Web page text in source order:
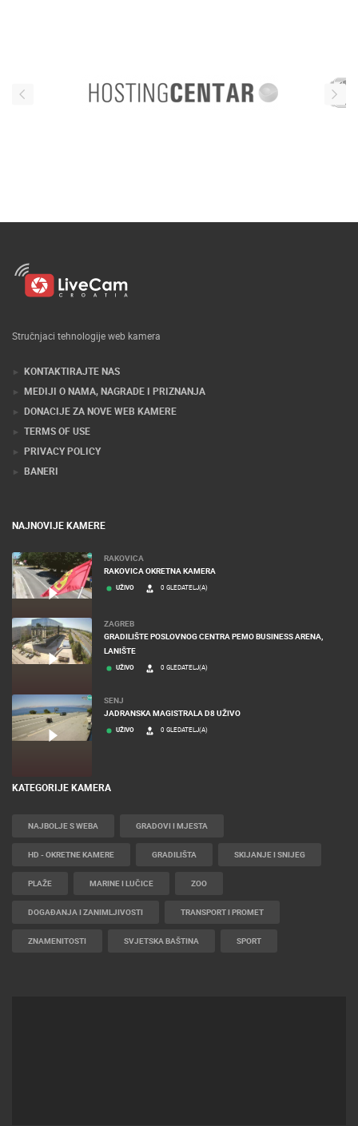
Stručnjaci tehnologije web kamera
KONTAKTIRAJTE NAS
MEDIJI O NAMA, NAGRADE I PRIZNANJA
DONACIJE ZA NOVE WEB KAMERE
TERMS OF USE
PRIVACY POLICY
BANERI
NAJNOVIJE KAMERE
RAKOVICA
RAKOVICA OKRETNA KAMERA
UŽIVO 0 GLEDATELJ(A)
ZAGREB
GRADILIŠTE POSLOVNOG CENTRA PEMO BUSINESS ARENA,
LANIŠTE
UŽIVO 0 GLEDATELJ(A)
SENJ
JADRANSKA MAGISTRALA D8 UŽIVO
UŽIVO 0 GLEDATELJ(A)
KATEGORIJE KAMERA
NAJBOLJE S WEBA GRADOVI I MJESTA
HD - OKRETNE KAMERE GRADILIŠTA SKIJANJE I SNIJEG
PLAŽE MARINE I LUČICE ZOO
DOGAĐANJA I ZANIMLJIVOSTI TRANSPORT I PROMET
ZNAMENITOSTI SVJETSKA BAŠTINA SPORT